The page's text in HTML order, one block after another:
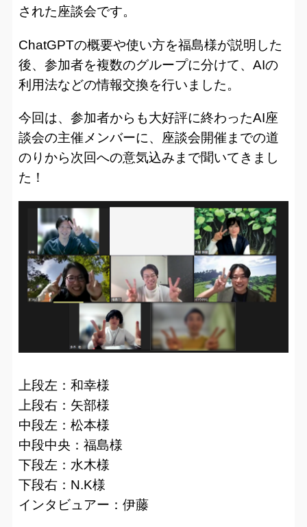
された座談会です。
ChatGPTの概要や使い方を福島様が説明した
後、参加者を複数のグループに分けて、AIの
利用法などの情報交換を行いました。
今回は、参加者からも大好評に終わったAI座
談会の主催メンバーに、座談会開催までの道
のりから次回への意気込みまで聞いてきまし
た！
上段左：和幸様
上段右：矢部様
中段左：松本様
中段中央：福島様
下段左：水木様
下段右：N.K様
インタビュアー：伊藤